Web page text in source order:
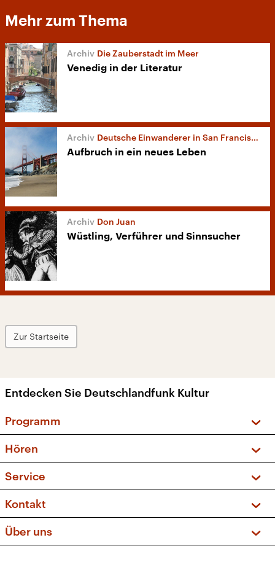
Mehr zum Thema
Die Zauberstadt im Meer
Venedig in der Literatur
Deutsche Einwanderer in San Francisco
Aufbruch in ein neues Leben
Don Juan
Wüstling, Verführer und Sinnsucher
Zur Startseite
Entdecken Sie Deutschlandfunk Kultur
Programm
Sendungen und Podcasts
Musikliste
Kakadu – Das Kinderprogramm
Hören
Frequenzen (UKW + DAB+)
Service
FAQ
Apps
Newsletter
Kontakt
Social Media
Über uns